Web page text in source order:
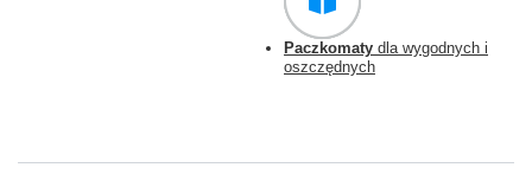
Paczkomaty dla wygodnych i
oszczędnych